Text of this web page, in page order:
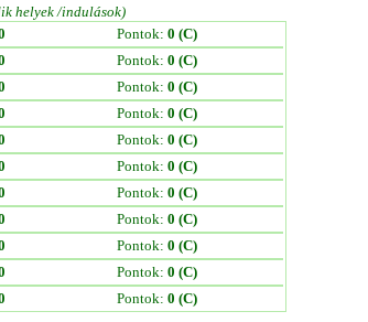
helyek /indulások)
Pontok: 0 (C)
Pontok: 0 (C)
Pontok: 0 (C)
Pontok: 0 (C)
Pontok: 0 (C)
Pontok: 0 (C)
Pontok: 0 (C)
Pontok: 0 (C)
Pontok: 0 (C)
Pontok: 0 (C)
Pontok: 0 (C)